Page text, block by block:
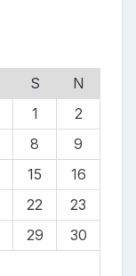
S
N
1
2
8
9
15
16
22
23
29
30